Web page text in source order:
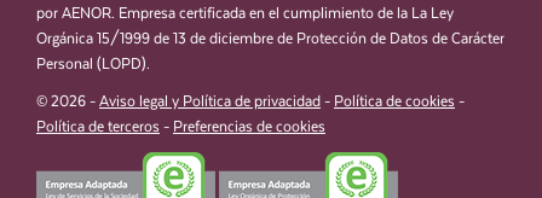
por AENOR. Empresa certificada en el cumplimiento de la La Ley
Orgánica 15/1999 de 13 de diciembre de Protección de Datos de Carácter
Personal (LOPD).
© 2026 - Aviso legal y Política de privacidad - Política de cookies -
Política de terceros - Preferencias de cookies